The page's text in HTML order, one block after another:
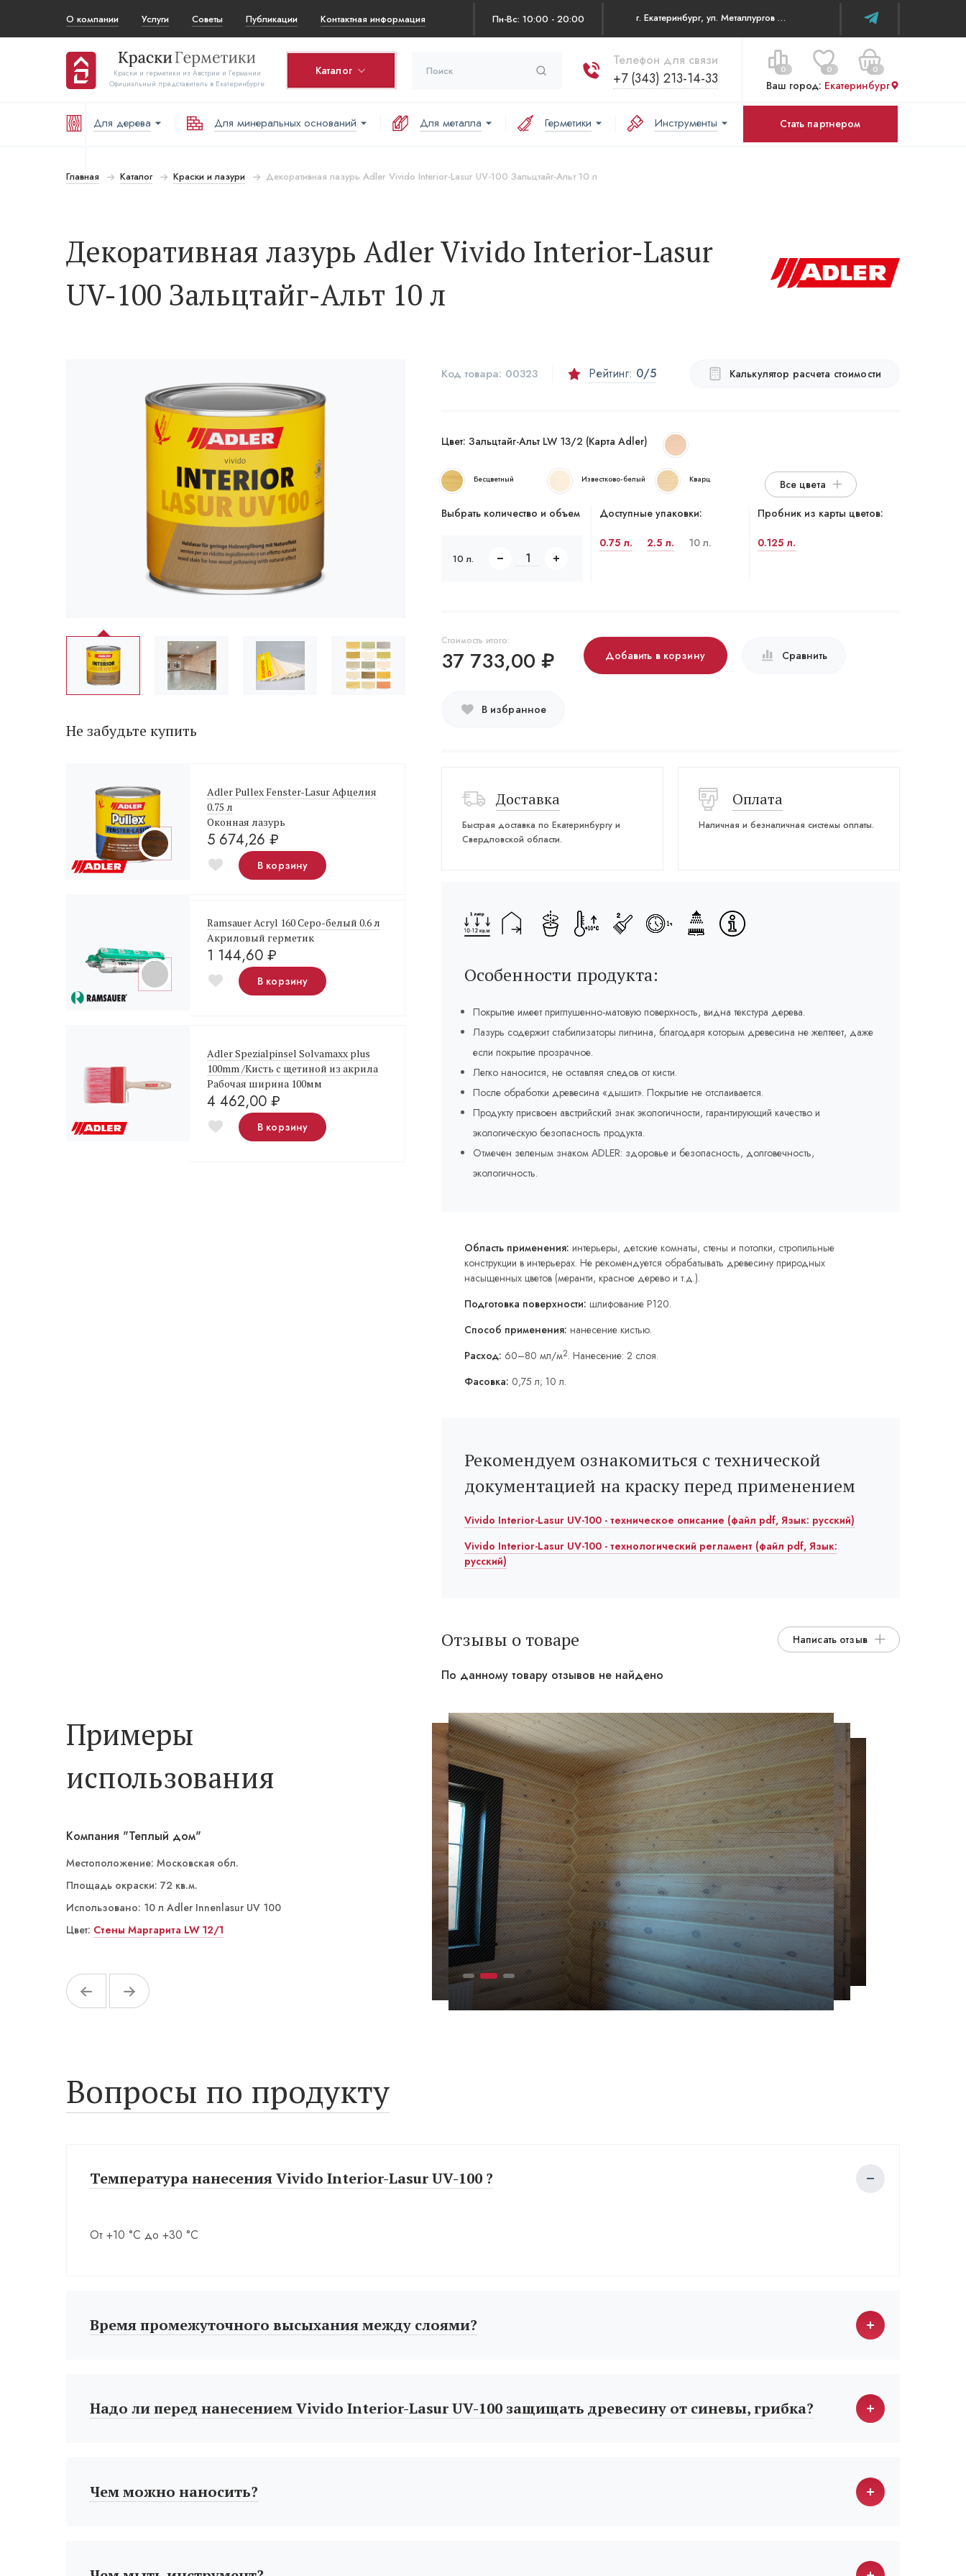
О компании Услуги Советы Публикации Контактная информация Пн-Вс: 10:00 - 20:00 г. Екатеринбург, ул. Металлургов д 84 ТЦ WOW House
Краски и герметики из Австрии и Германии
Официальный представитель в Екатеринбурге
Каталог
Телефон для связи
+7 (343) 213-14-33
0 0 0
Корзина Цена за все:
Перейти в корзину
Ваш город: Екатеринбург
Для дерева Для минеральных оснований Для металла Герметики Инструменты Стать партнером
Главная Каталог Краски и лазури Декоративная лазурь Adler Vivido Interior-Lasur UV-100 Зальцтайг-Альт 10 л
Декоративная лазурь Adler Vivido Interior-Lasur
UV-100 Зальцтайг-Альт 10 л
Не забудьте купить
Adler Pullex Fenster-Lasur Афцелия
0.75 л
Оконная лазурь
5 674,26 ₽
В корзину
Ramsauer Acryl 160 Серо-белый 0.6 л
Акриловый герметик
1 144,60 ₽
В корзину
Adler Spezialpinsel Solvamaxx plus
100mm /Кисть с щетиной из акрила
Рабочая ширина 100мм
4 462,00 ₽
В корзину
Код товара: 00323 Рейтинг: 0/5 Калькулятор расчета стоимости
Цвет: Зальцтайг-Альт LW 13/2 (Карта Adler)
Бесцветный Известково-белый Кварц
Все цвета
Выбрать количество и объем
10 л.
Доступные упаковки:
0.75 л. 2.5 л. 10 л.
Пробник из карты цветов:
0.125 л.
Стоимость итого:
37 733,00 ₽ Добавить в корзину Сравнить
В избранное
Доставка
Быстрая доставка по Екатеринбургу и
Свердловской области.
Оплата
Наличная и безналичная системы оплаты.
Особенности продукта:
Покрытие имеет приглушенно-матовую поверхность, видна текстура дерева.
Лазурь содержит стабилизаторы лигнина, благодаря которым древесина не желтеет, даже
если покрытие прозрачное.
Легко наносится, не оставляя следов от кисти.
После обработки древесина «дышит». Покрытие не отслаивается.
Продукту присвоен австрийский знак экологичности, гарантирующий качество и
экологическую безопасность продукта.
Отмечен зеленым знаком ADLER: здоровье и безопасность, долговечность,
экологичность.
Область применения: интерьеры, детские комнаты, стены и потолки, стропильные
конструкции в интерьерах. Не рекомендуется обрабатывать древесину природных
насыщенных цветов (меранти, красное дерево и т.д.).
Подготовка поверхности: шлифование P120.
Способ применения: нанесение кистью.
Расход: 60–80 мл/м2. Нанесение: 2 слоя.
Фасовка: 0,75 л; 10 л.
Рекомендуем ознакомиться с технической
документацией на краску перед применением
Vivido Interior-Lasur UV-100 - техническое описание (файл pdf, Язык: русский)
Vivido Interior-Lasur UV-100 - технологический регламент (файл pdf, Язык:
русский)
Отзывы о товаре Написать отзыв
По данному товару отзывов не найдено
Примеры
использования
ST 14/4 Кампань
Компания "Теплый дом"
Местоположение: Московская обл.
Площадь окраски: 72 кв.м.
Использовано: 10 л Adler Innenlasur UV 100
Цвет: Стены Маргарита LW 12/1
Маргарита LW 12/1
Вопросы по продукту
Температура нанесения Vivido Interior-Lasur UV-100 ?
От +10 °С до +30 °С
Время промежуточного высыхания между слоями?
Надо ли перед нанесением Vivido Interior-Lasur UV-100 защищать древесину от синевы, грибка?
Чем можно наносить?